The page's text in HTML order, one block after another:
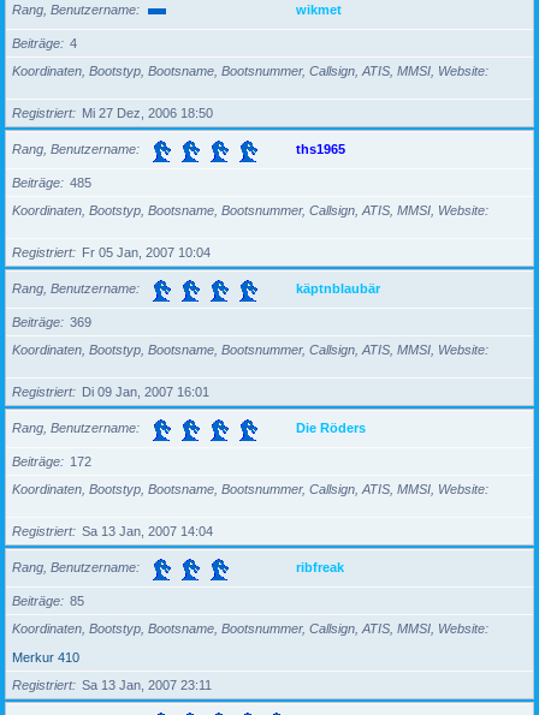
Rang, Benutzername wikmet
Beiträge
4
Koordinaten, Bootstyp, Bootsname, Bootsnummer, Callsign, ATIS, MMSI, Website
Registriert Mi 27 Dez, 2006 18:50
Rang, Benutzername ths1965
Beiträge
485
Koordinaten, Bootstyp, Bootsname, Bootsnummer, Callsign, ATIS, MMSI, Website
Registriert Fr 05 Jan, 2007 10:04
Rang, Benutzername käptnblaubär
Beiträge
369
Koordinaten, Bootstyp, Bootsname, Bootsnummer, Callsign, ATIS, MMSI, Website
Registriert Di 09 Jan, 2007 16:01
Rang, Benutzername Die Röders
Beiträge
172
Koordinaten, Bootstyp, Bootsname, Bootsnummer, Callsign, ATIS, MMSI, Website
Registriert Sa 13 Jan, 2007 14:04
Rang, Benutzername ribfreak
Beiträge
85
Koordinaten, Bootstyp, Bootsname, Bootsnummer, Callsign, ATIS, MMSI, Website
Merkur 410
Registriert
Sa 13 Jan, 2007 23:11